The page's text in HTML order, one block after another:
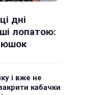
дні
лопатою:
і вже не
кабачки